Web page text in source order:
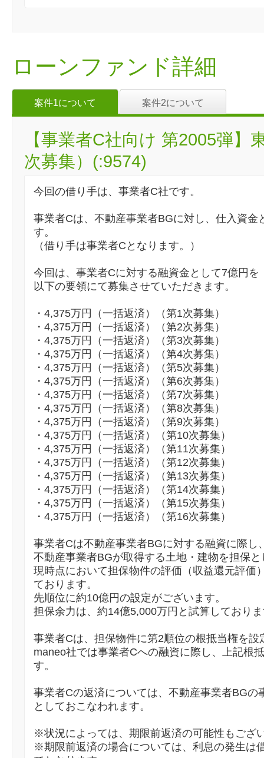
ローンファンド詳細
案件1について 案件2について
【事業者C社向け 第2005弾
次募集）(:9574)
今回の借り手は、事業者C社です。
事業者Cは、不動産事業者BGに対し、仕入資金
す。
（借り手は事業者Cとなります。）
今回は、事業者Cに対する融資金として7億円を
以下の要領にて募集させていただきます。
・4,375万円（一括返済）（第1次募集）
・4,375万円（一括返済）（第2次募集）
・4,375万円（一括返済）（第3次募集）
・4,375万円（一括返済）（第4次募集）
・4,375万円（一括返済）（第5次募集）
・4,375万円（一括返済）（第6次募集）
・4,375万円（一括返済）（第7次募集）
・4,375万円（一括返済）（第8次募集）
・4,375万円（一括返済）（第9次募集）
・4,375万円（一括返済）（第10次募集）
・4,375万円（一括返済）（第11次募集）
・4,375万円（一括返済）（第12次募集）
・4,375万円（一括返済）（第13次募集）
・4,375万円（一括返済）（第14次募集）
・4,375万円（一括返済）（第15次募集）
・4,375万円（一括返済）（第16次募集）
事業者Cは不動産事業者BGに対する融資に際し
不動産事業者BGが取得する土地・建物を担保
現時点において担保物件の評価（収益還元評価
ております。
先順位に約10億円の設定がございます。
担保余力は、約14億5,000万円と試算しており
事業者Cは、担保物件に第2順位の根抵当権を設
maneo社では事業者Cへの融資に際し、上記根
す。
事業者Cの返済については、不動産事業者BGの
としておこなわれます。
※状況によっては、期限前返済の可能性もござ
※期限前返済の場合については、利息の発生は